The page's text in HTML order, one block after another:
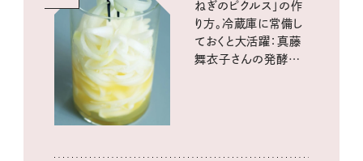
ねぎのピクルス」の作
り方。冷蔵庫に常備し
ておくと大活躍：真藤
舞衣子さんの発酵と